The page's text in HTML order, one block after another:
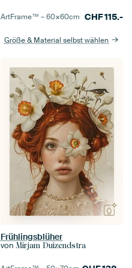
ArtFrame™ –60×60cm CHF115.-
Größe & Material selbst wählen
Frühlingsblüher
von Mirjam Duizendstra